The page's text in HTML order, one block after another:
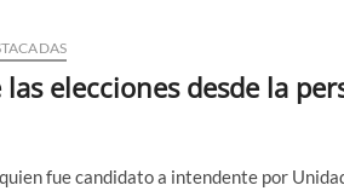
elecciones desde la
fue candidato a intendente por